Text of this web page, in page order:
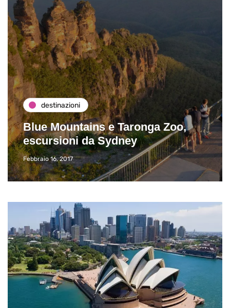
destinazioni
Blue Mountains e Taronga Zoo,
escursioni da Sydney
Febbraio 16, 2017